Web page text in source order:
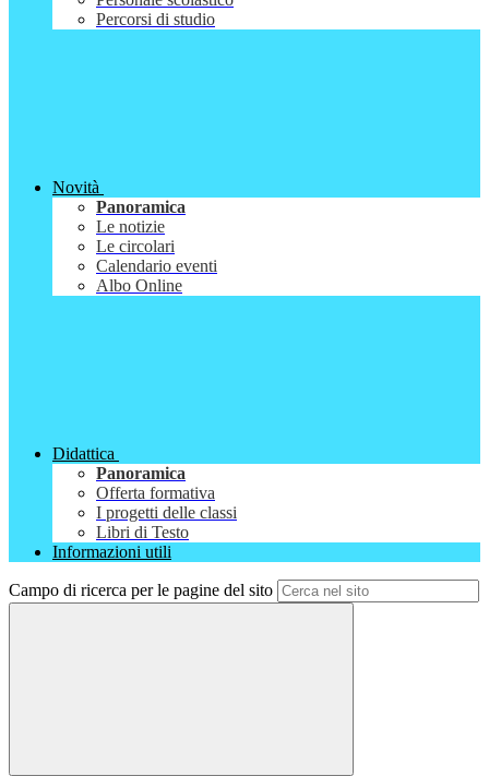
Percorsi di studio
Novità
Panoramica
Le notizie
Le circolari
Calendario eventi
Albo Online
Didattica
Panoramica
Offerta formativa
I progetti delle classi
Libri di Testo
Informazioni utili
Campo di ricerca per le pagine del sito